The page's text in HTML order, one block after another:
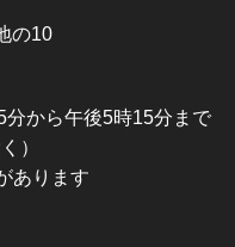
の10
分から午後5時15分まで
）
あります